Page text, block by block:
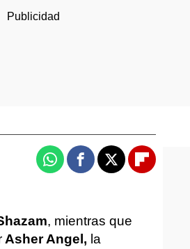
WhatsappFacebook
X Flipboard
, mientras que
Asher Angel, la